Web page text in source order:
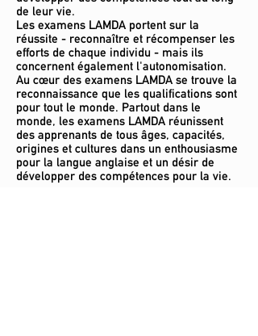
de leur vie.
Les examens LAMDA portent sur la
réussite - reconnaître et récompenser les
efforts de chaque individu - mais ils
concernent également l'autonomisation.
Au cœur des examens LAMDA se trouve la
reconnaissance que les qualifications sont
pour tout le monde. Partout dans le
monde, les examens LAMDA réunissent
des apprenants de tous âges, capacités,
origines et cultures dans un enthousiasme
pour la langue anglaise et un désir de
développer des compétences pour la vie.